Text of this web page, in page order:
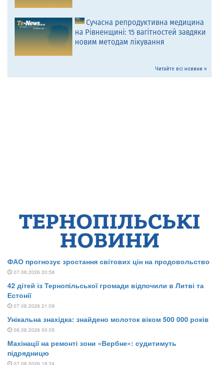
Сучасна репродуктивна медицина
на Рівненщині: 15 вагітностей завдяки
новим методам лікування
Читайте всі новини »